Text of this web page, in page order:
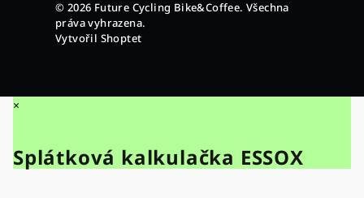
© 2026 Future Cycling Bike&Coffee. Všechna
práva vyhrazena.
Vytvořil Shoptet
×
Splátková kalkulačka ESSOX